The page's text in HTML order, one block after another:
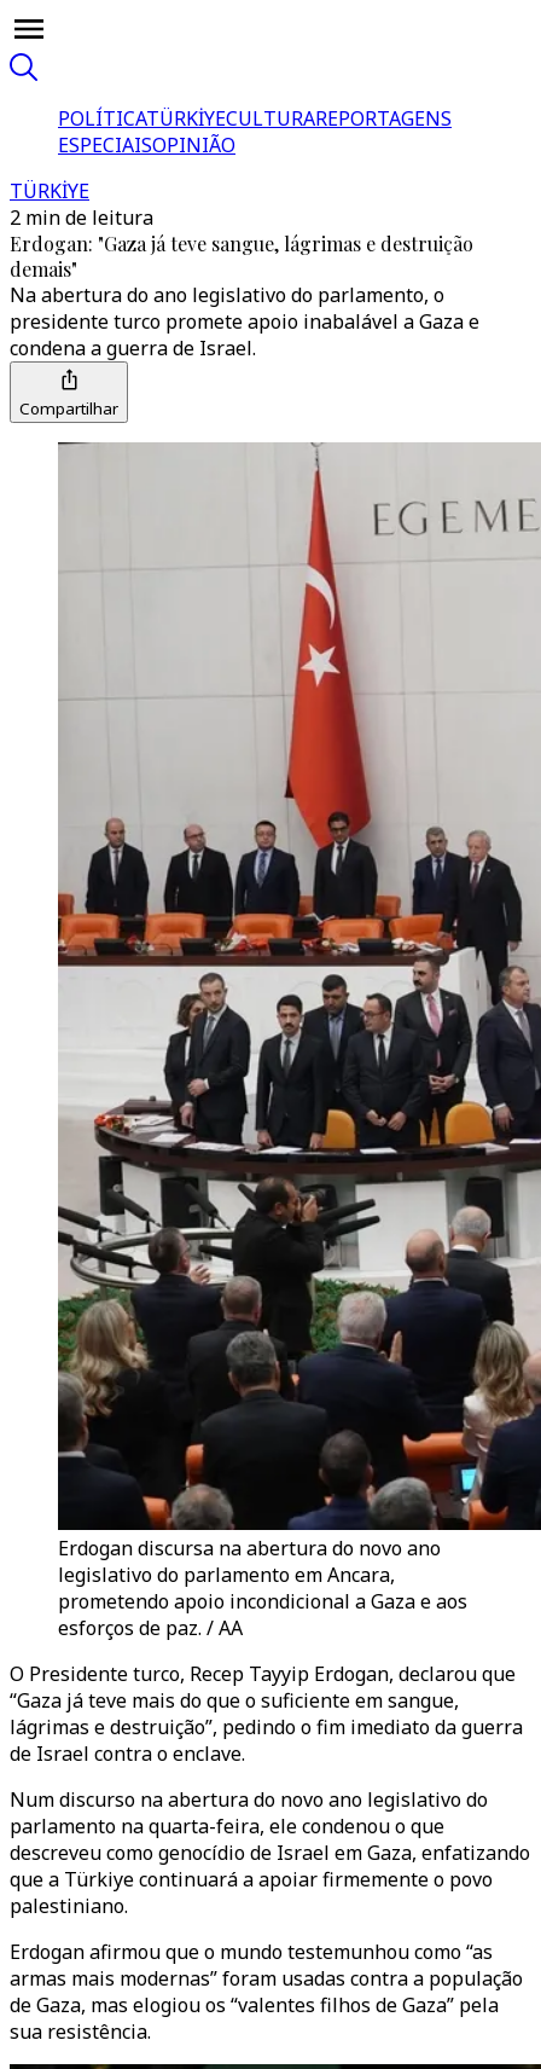
POLÍTICATÜRKİYECULTURAREPORTAGENS
ESPECIAISOPINIÃO
TÜRKİYE
2 min de leitura
Erdogan: "Gaza já teve sangue, lágrimas e destruição
demais"
Na abertura do ano legislativo do parlamento, o
presidente turco promete apoio inabalável a Gaza e
condena a guerra de Israel.
Compartilhar
Erdogan discursa na abertura do novo ano
legislativo do parlamento em Ancara,
prometendo apoio incondicional a Gaza e aos
esforços de paz. / AA
O Presidente turco, Recep Tayyip Erdogan, declarou que
“Gaza já teve mais do que o suficiente em sangue,
lágrimas e destruição”, pedindo o fim imediato da guerra
de Israel contra o enclave.
Num discurso na abertura do novo ano legislativo do
parlamento na quarta-feira, ele condenou o que
descreveu como genocídio de Israel em Gaza, enfatizando
que a Türkiye continuará a apoiar firmemente o povo
palestiniano.
Erdogan afirmou que o mundo testemunhou como “as
armas mais modernas” foram usadas contra a população
de Gaza, mas elogiou os “valentes filhos de Gaza” pela
sua resistência.